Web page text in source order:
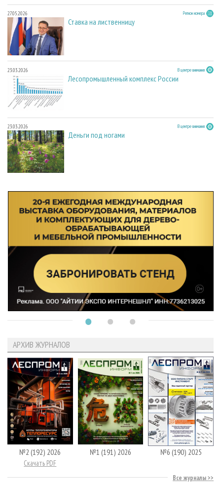
27.05.2026 Регион номера
Ставка на лиственницу
23.03.2026 В центре внимания
Лесопромышленный комплекс России
23.03.2026 В центре внимания
Деньги под ногами
АРХИВ ЖУРНАЛОВ
№2 (192) 2026
Скачать PDF
№1 (191) 2026 №6 (190) 2025
Все журналы